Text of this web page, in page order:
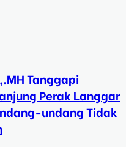
Tanggapi
Perak Langgar
undang Tidak